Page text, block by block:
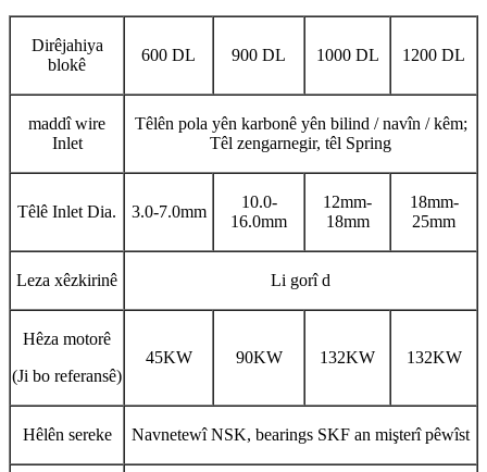
Dirêjahiya
blokê
600 DL 900 DL 1000 DL 1200 DL
maddî wire
Inlet
Têlên pola yên karbonê yên bilind / navîn / kêm;
Têl zengarnegir, têl Spring
Têlê Inlet Dia. 3.0-7.0mm
10.0-
16.0mm
12mm-
18mm
18mm-
25mm
Leza xêzkirinê Li gorî d
Hêza motorê
(Ji bo referansê)
45KW 90KW 132KW 132KW
Hêlên sereke Navnetewî NSK, bearings SKF an mişterî pêwîst